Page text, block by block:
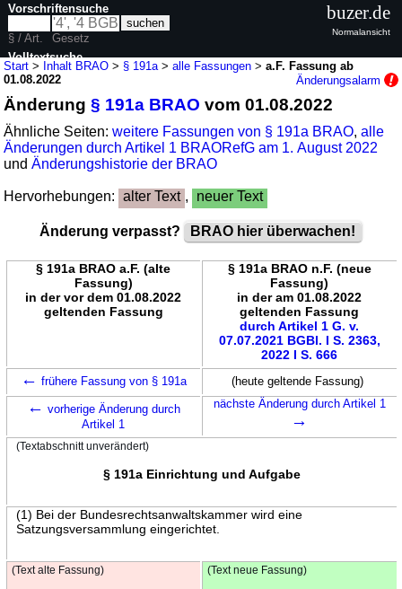
Start > Inhalt BRAO > § 191a >alle Fassungen >a.F. Fassung ab
01.08.2022
Änderungsalarm
Änderung§ 191a BRAO vom 01.08.2022
Ähnliche Seiten:weitere Fassungen von § 191a BRAO,alle
Änderungen durch Artikel 1 BRAORefG am 1. August 2022
undÄnderungshistorie der BRAO
Hervorhebungen: alter Text , neuer Text
Änderung verpasst? BRAO hier überwachen!
§ 191a BRAO a.F. (alte
Fassung)
in der vor dem 01.08.2022
geltenden Fassung
§ 191a BRAO n.F. (neue
Fassung)
in der am 01.08.2022
geltenden Fassung
durch Artikel 1 G. v.
07.07.2021 BGBl. I S. 2363,
2022 I S. 666
← frühere Fassung von § 191a (heute geltende Fassung)
← vorherige Änderung durch
Artikel 1
nächste Änderung durch Artikel 1
→
(Textabschnitt unverändert)
§ 191a Einrichtung und Aufgabe
(1) Bei der Bundesrechtsanwaltskammer wird eine
Satzungsversammlung eingerichtet.
(Text alte Fassung) (Text neue Fassung)
Vorschriftensuche
§ / Art.
Gesetz
Volltextsuche
buzer.de
Normalansicht